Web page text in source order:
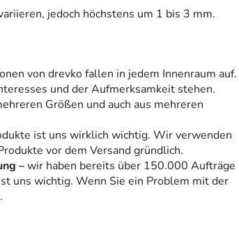
jedoch höchstens um 1 bis 3 mm.
von drevko fallen in jedem Innenraum auf.
und der Aufmerksamkeit stehen.
Größen und auch aus mehreren
ist uns wirklich wichtig. Wir verwenden
vor dem Versand gründlich.
–wir haben bereits über 150.000 Aufträge
uns wichtig. Wenn Sie ein Problem mit der